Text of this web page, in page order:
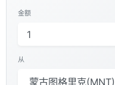
金额
从